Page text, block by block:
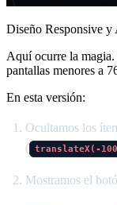
Diseño Responsive
Aquí ocurre la magia.
pantallas menores a
En esta versión:
Ocultamos los
( translateX(-
Mostramos el